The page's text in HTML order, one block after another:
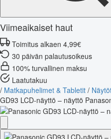
Viimeaikaiset haut
Toimitus alkaen 4,99€
30 päivän palautusoikeus
100% turvallinen maksu
Laatutakuu
/ Matkapuhelimet & Tabletit /
GD93 LCD-näyttö – näyttö